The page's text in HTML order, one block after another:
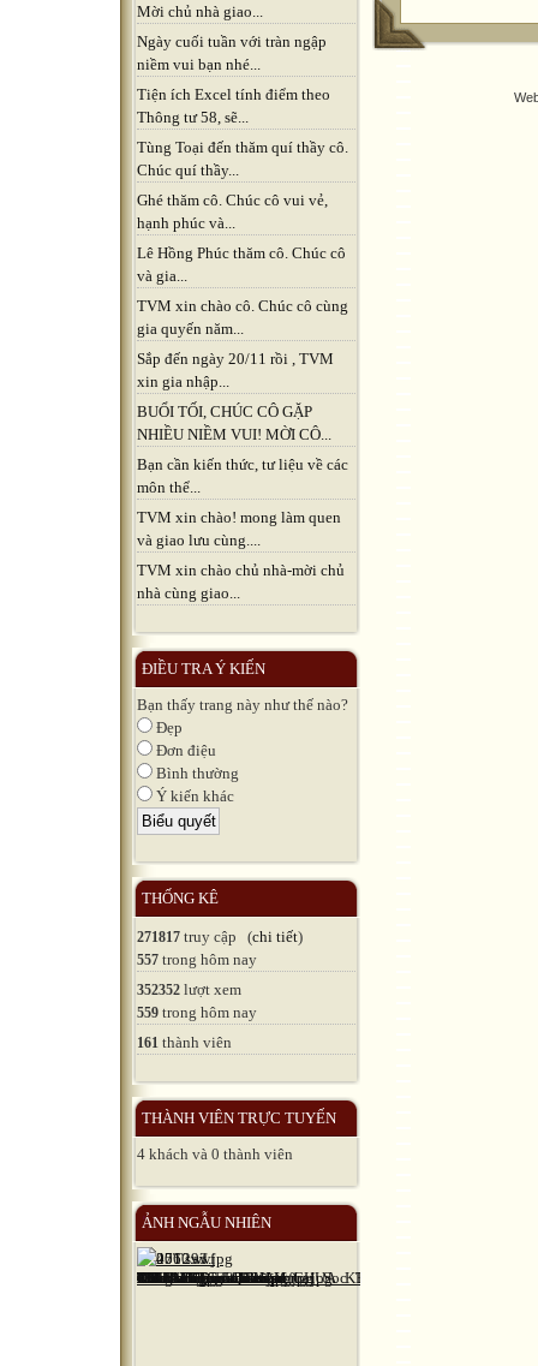
Mời chủ nhà giao...
Ngày cuối tuần với tràn ngập
niềm vui bạn nhé...
Tiện ích Excel tính điểm theo
Thông tư 58, sẽ...
Tùng Toại đến thăm quí thầy cô.
Chúc quí thầy...
Ghé thăm cô. Chúc cô vui vẻ,
hạnh phúc và...
Lê Hồng Phúc thăm cô. Chúc cô
và gia...
TVM xin chào cô. Chúc cô cùng
gia quyến năm...
Sắp đến ngày 20/11 rồi , TVM
xin gia nhập...
BUỔI TỐI, CHÚC CÔ GẶP
NHIỀU NIỀM VUI! MỜI CÔ...
Bạn cần kiến thức, tư liệu về các
môn thể...
TVM xin chào! mong làm quen
và giao lưu cùng....
TVM xin chào chủ nhà-mời chủ
nhà cùng giao...
ĐIỀU TRA Ý KIẾN
Bạn thấy trang này như thế nào?
Đẹp
Đơn điệu
Bình thường
Ý kiến khác
THỐNG KÊ
271817 truy cập (chi tiết)
557 trong hôm nay
352352 lượt xem
559 trong hôm nay
161 thành viên
THÀNH VIÊN TRỰC TUYẾN
4 khách và 0 thành viên
ẢNH NGẪU NHIÊN